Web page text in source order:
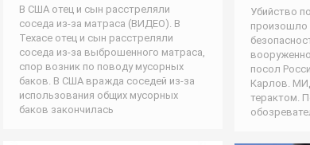
В США отец и сын расстреляли
соседа из-за матраса (ВИДЕО). В
Техасе отец и сын расстреляли
соседа из-за выброшенного матраса,
спор возник по поводу мусорных
баков. В США вражда соседей из-за
использования общих мусорных
баков закончилась
Убийство
произошло
посол
Карлов.
терактом.